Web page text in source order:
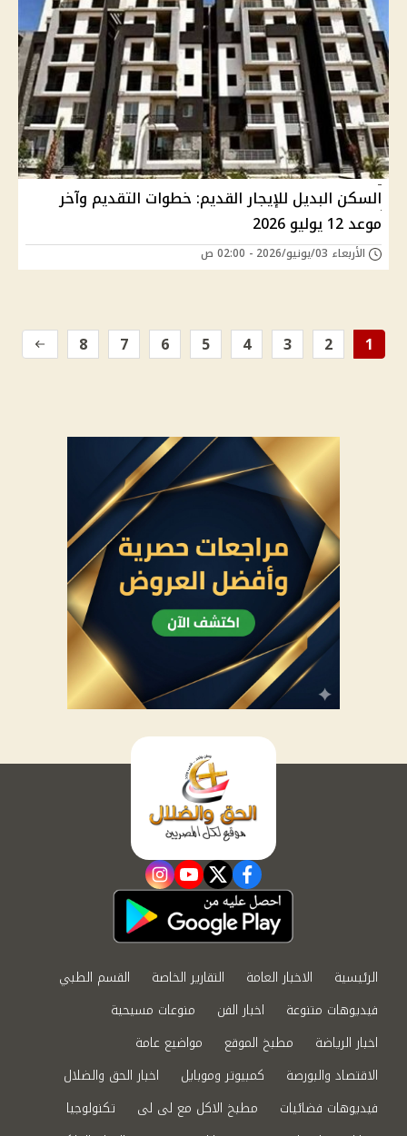
السكن البديل للإيجار القديم: خطوات التقديم وآخر
موعد 12 يوليو 2026
الأربعاء 03/يونيو/2026 - 02:00 ص
1
2
3
4
5
6
7
8
facebook
twitter
youtube
instagram
الرئيسية الاخبار العامة التقارير الخاصة
القسم الطبي
فيديوهات متنوعة
اخبار الفن
منوعات مسيحية
اخبار الرياضة
مطبخ الموقع
مواضيع عامة
الاقتصاد والبورصة
كمبيوتر وموبايل
اخبار الحق والضلال
فيديوهات فضائيات
مطبخ الاكل مع لى لى
تكنولوجيا